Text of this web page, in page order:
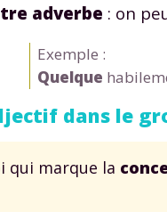
adverbe : on
Exemple :
Quelque
dans le
qui marque la
*
vos
Votre